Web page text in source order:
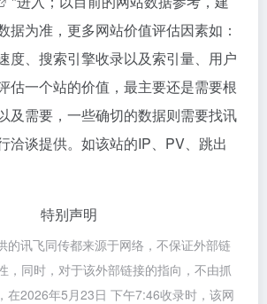
据为准，更多网站价值评估因素如：
度、搜索引擎收录以及索引量、用户
估一个站的价值，最主要还是需要根
及需要，一些确切的数据则需要找讯
洽谈提供。如该站的IP、PV、跳出
特别声明
的讯飞同传都来源于网络，不保证外部链
，同时，对于该外部链接的指向，不由抓
在2026年5月23日 下午7:46收录时，该网